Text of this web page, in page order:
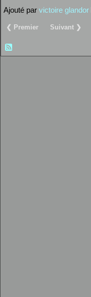
Ajouté par victoire glandor
❮ Premier Suivant ❯